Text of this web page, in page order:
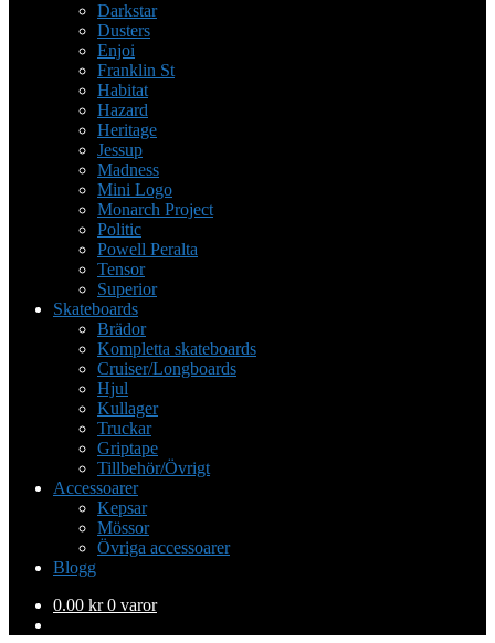
Darkstar
Dusters
Enjoi
Franklin St
Habitat
Hazard
Heritage
Jessup
Madness
Mini Logo
Monarch Project
Politic
Powell Peralta
Tensor
Superior
Skateboards
Brädor
Kompletta skateboards
Cruiser/Longboards
Hjul
Kullager
Truckar
Griptape
Tillbehör/Övrigt
Accessoarer
Kepsar
Mössor
Övriga accessoarer
Blogg
0.00 kr 0 varor